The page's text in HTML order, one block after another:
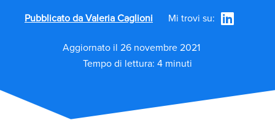
Pubblicato da Valeria Caglioni Mi trovi su:
Aggiornato il 26 novembre 2021
Tempo di lettura: 4 minuti